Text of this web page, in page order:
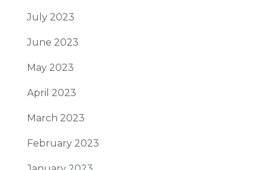
July 2023
June 2023
May 2023
April 2023
March 2023
February 2023